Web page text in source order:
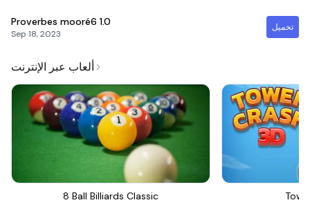
Proverbes mooré6 1.0
Sep 18, 2023
تحميل
ألعاب عبر الإنترنت
8 Ball Billiards Classic